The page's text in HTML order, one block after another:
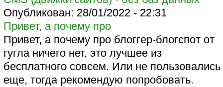
Опубликован: 28/01/2022 - 22:31
Привет, а почему про
Привет, а почему про блоггер-блогспот от
гугла ничего нет, это лучшее из
бесплатного совсем. Или не пользовались
еще, тогда рекомендую попробовать.